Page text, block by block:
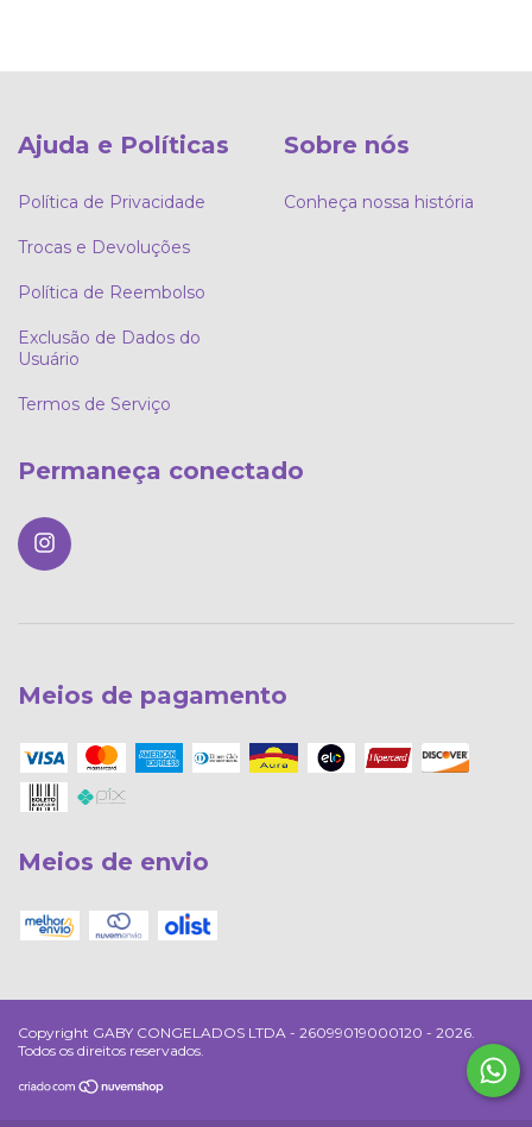
Ajuda e Políticas
Política de Privacidade
Trocas e Devoluções
Política de Reembolso
Exclusão de Dados do
Usuário
Termos de Serviço
Sobre nós
Conheça nossa história
Permaneça conectado
Meios de pagamento
Meios de envio
Copyright GABY CONGELADOS LTDA - 26099019000120 - 2026.
Todos os direitos reservados.